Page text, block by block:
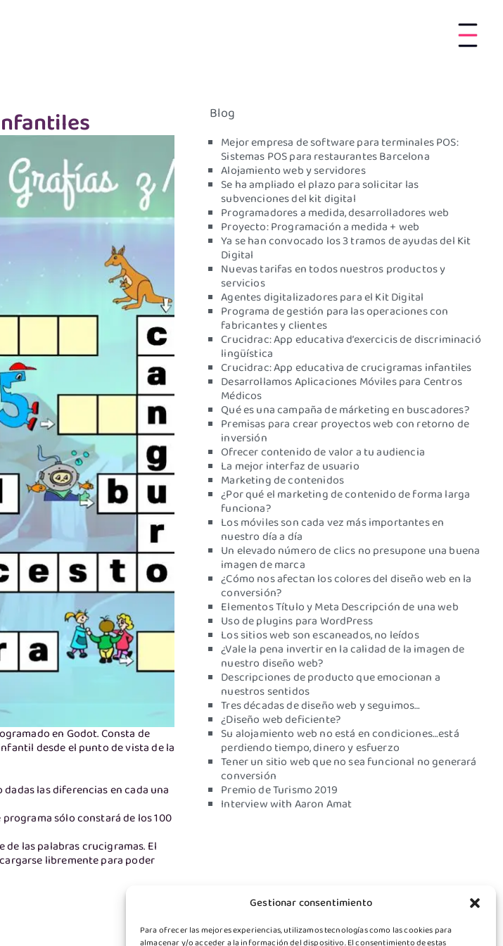
Gestionar consentimiento
Para ofrecer las mejores experiencias, utilizamos tecnologías como las cookies para
almacenar y/o acceder a la información del dispositivo. El consentimiento de estas
en Godot. Consta de
desde el punto de vista de la
las diferencias en cada una
sólo constará de los 100
las palabras crucigramas. El
libremente para poder
Blog
Mejor empresa de software para terminales POS:
Sistemas POS para restaurantes Barcelona
Alojamiento web y servidores
Se ha ampliado el plazo para solicitar las
subvenciones del kit digital
Programadores a medida, desarrolladores web
Proyecto: Programación a medida + web
Ya se han convocado los 3 tramos de ayudas del Kit
Digital
Nuevas tarifas en todos nuestros productos y
servicios
Agentes digitalizadores para el Kit Digital
Programa de gestión para las operaciones con
fabricantes y clientes
Crucidrac: App educativa d’exercicis de discriminació
lingüística
Crucidrac: App educativa de crucigramas infantiles
Desarrollamos Aplicaciones Móviles para Centros
Médicos
Qué es una campaña de márketing en buscadores?
Premisas para crear proyectos web con retorno de
inversión
Ofrecer contenido de valor a tu audiencia
La mejor interfaz de usuario
Marketing de contenidos
¿Por qué el marketing de contenido de forma larga
funciona?
Los móviles son cada vez más importantes en
nuestro día a día
Un elevado número de clics no presupone una buena
imagen de marca
¿Cómo nos afectan los colores del diseño web en la
conversión?
Elementos Título y Meta Descripción de una web
Uso de plugins para WordPress
Los sitios web son escaneados, no leídos
¿Vale la pena invertir en la calidad de la imagen de
nuestro diseño web?
Descripciones de producto que emocionan a
nuestros sentidos
Tres décadas de diseño web y seguimos…
¿Diseño web deficiente?
Su alojamiento web no está en condiciones…está
perdiendo tiempo, dinero y esfuerzo
Tener un sitio web que no sea funcional no generará
conversión
Premio de Turismo 2019
Interview with Aaron Amat